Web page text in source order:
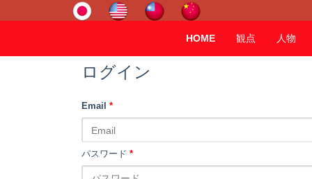
HOME 観点 人物
ログイン
Email *
パスワード *